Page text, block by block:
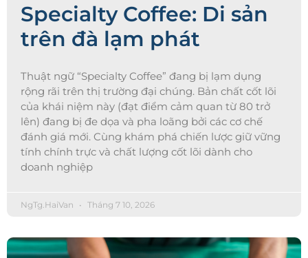
Specialty Coffee: Di sản
trên đà lạm phát
Thuật ngữ “Specialty Coffee” đang bị lạm dụng
rộng rãi trên thị trường đại chúng. Bản chất cốt lõi
của khái niệm này (đạt điểm cảm quan từ 80 trở
lên) đang bị đe dọa và pha loãng bởi các cơ chế
đánh giá mới. Cùng khám phá chiến lược giữ vững
tính chính trực và chất lượng cốt lõi dành cho
doanh nghiệp
NgTg.HaiVan Tháng 7 10, 2026